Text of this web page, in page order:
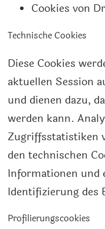
Cookies von
Technische Cookies
Diese Cookies
aktuellen Session
und dienen dazu,
werden kann.
Zugriffsstatistiken
den technischen
Informationen und
Identifizierung des
Profilierungscookies